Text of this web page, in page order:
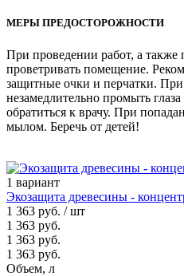
МЕРЫ ПРЕДОСТОРОЖНОСТИ
При проведении работ, а также
проветривать помещение.
защитные очки и перчатки. При
незамедлительно промыть
обратиться к врачу. При
мылом. Беречь от детей!
1 вариант
Экозащита древесины -
1 363 руб. / шт
1 363 руб.
1 363 руб.
1 363 руб.
Объем, л